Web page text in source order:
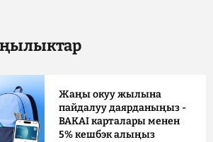
Жаңы окуу жылына
пайдалуу даярданыңыз -
BAKAI карталары менен
5% кешбэк алыңыз